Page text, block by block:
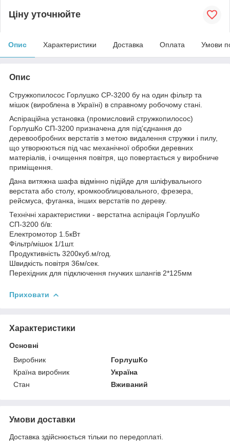
Ціну уточнюйте
Опис Характеристики Доставка Оплата Умови
Опис
Стружкопилосос Горлушко СР-3200 бу на один фільтр та
мішок (вироблена в Україні) в справному робочому стані.
Аспіраційна установка (промисловий стружкопилосос)
ГорлушКо СП-3200 призначена для під'єднання до
деревообробних верстатів з метою видалення стружки і пилу,
що утворюються під час механічної обробки деревних
матеріалів, і очищення повітря, що повертається у виробниче
приміщення.
Дана витяжна шафа відмінно підійде для шліфувального
верстата або столу, кромкооблицювального, фрезера,
рейсмуса, фуганка, інших верстатів по дереву.
Технічні характеристики - верстатна аспірація ГорлушКо
СП-3200 б/в:
Електромотор 1.5кВт
Фільтр/мішок 1/1шт.
Продуктивність 3200куб.м/год.
Швидкість повітря 36м/сек.
Перехідник для підключення гнучких шлангів 2*125мм
Приховати
Характеристики
Основні
Виробник
ГорлушКо
Країна виробник
Україна
Стан
Вживаний
Умови доставки
Доставка здійснюється тільки по передоплаті.